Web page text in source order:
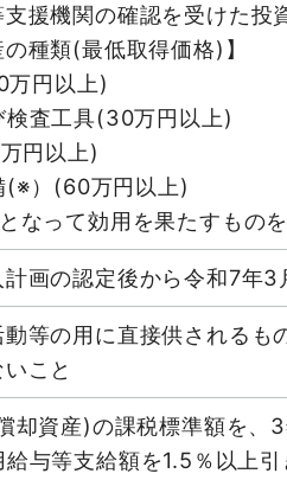
援機関の確認を受けた
の種類(最低取得価格)】
円以上)
査工具(30万円以上)
円以上)
(※）(60万円以上)
なって効用を果たすものを
画の認定後から令和7年3
動等の用に直接供されるも
こと
資産)の課税標準額を、3
与等支給額を1.5％以上